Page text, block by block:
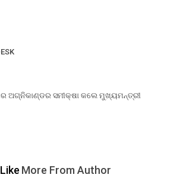
ଅଗ୍ନିକାଣ୍ଡର ସମୀକ୍ଷା କଲେ ମୁଖ୍ୟମନ୍ତ୍ରୀ
More From Author